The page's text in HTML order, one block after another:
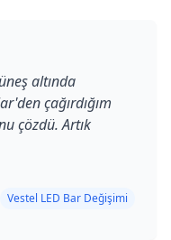
altında
çağırdığım
çözdü. Artık
Vestel LED Bar Değişimi